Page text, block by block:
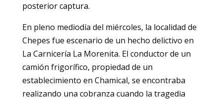
posterior captura.
En pleno mediodía del miércoles, la localidad de
Chepes fue escenario de un hecho delictivo en
La Carnicería La Morenita. El conductor de un
camión frigorífico, propiedad de un
establecimiento en Chamical, se encontraba
realizando una cobranza cuando la tragedia